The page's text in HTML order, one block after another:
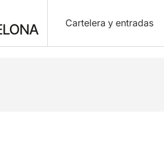
Cartelera y entradas